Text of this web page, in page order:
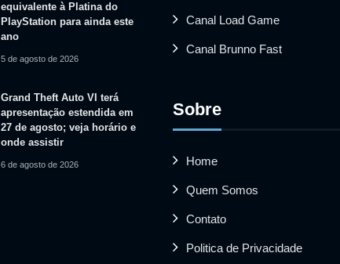
equivalente à Platina do
PlayStation para ainda este
ano
5 de agosto de 2026
Grand Theft Auto VI terá
apresentação estendida em
27 de agosto; veja horário e
onde assistir
6 de agosto de 2026
Canal Load Game
Canal Brunno Fast
Sobre
Home
Quem Somos
Contato
Politica de Privacidade